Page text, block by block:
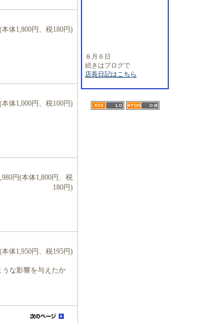
本体1,800円、税180円)
本体1,000円、税100円)
円(本体1,800円、税
180円)
本体1,950円、税195円)
な影響を与えたか
８月６日
続きはブログで
店長日記はこちら